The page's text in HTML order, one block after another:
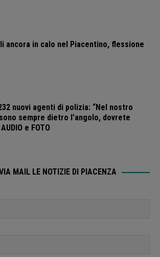
ancora in calo nel Piacentino, flessione
nuovi agenti di polizia: “Nel nostro
sempre dietro l’angolo, dovrete
e FOTO
MAIL LE NOTIZIE DI PIACENZA